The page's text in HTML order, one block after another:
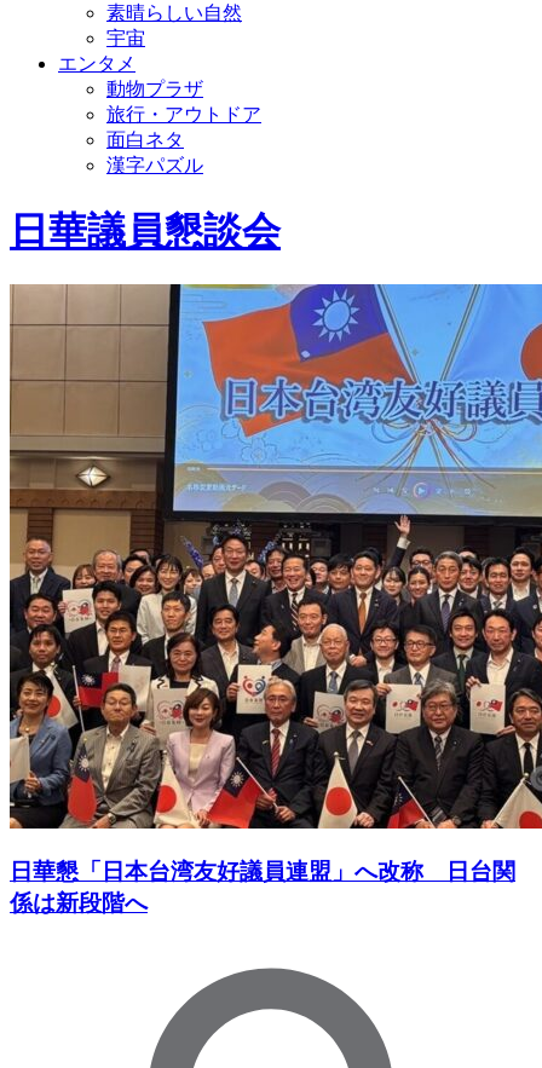
素晴らしい自然
宇宙
エンタメ
動物プラザ
旅行・アウトドア
面白ネタ
漢字パズル
日華議員懇談会
日華懇「日本台湾友好議員連盟」へ改称 日台関
係は新段階へ